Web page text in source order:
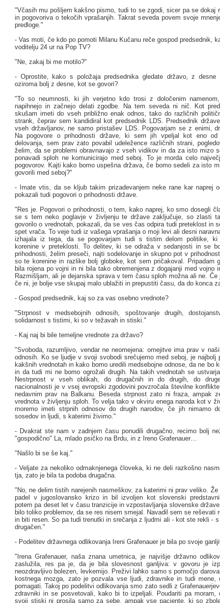
"Včasih mu pošljem kakšno pismo, tudi to se zgodi, sicer pa se dokaj
in pogovoriva o tekočih vprašanjih. Takrat seveda povem svoje
predloge."
- Vas moti, če kdo po pomoti Milanu Kučanu reče gospod predsednik,
voditelju 24 ur na Pop TV?
"Ne, zakaj bi me motilo?"
- Oprostite, kako s položaja predsednika gledate državo, z
oziroma bolj z desne, kot se govori?
"To so neumnosti, ki jih verjetno kdo trosi z določenim
napihnejo in začnejo delati zgodbe. Na tem seveda ni nič. Kot
skušam imeti do vseh približno enak odnos, tako do različnih
strank, čeprav sem kandidiral kot predsednik LDS. Predsednik
vseh državljanov, ne samo pristašev LDS. Pogovarjam se z enimi,
Na pogovore o prihodnosti države, ki sem jih vpeljal kot eno od
delovanja, sem prav zato povabil udeležence različnih strani,
želim, da se problemi obravnavajo z vseh vidikov in da za isto mizo
ponavadi sploh ne komunicirajo med seboj. To je morda celo
pogovorov. Kajti kako bomo uspešna država, če bomo sedeli za isto
govorili med seboj?"
- Imate vtis, da se kljub takim prizadevanjem neke rane kar naprej
pokazali tudi pogovori o prihodnosti države.
"Res je. Pogovori o prihodnosti, o tem, kako naprej, ko smo dosegli
se s tem neko poglavje v življenju te države zaključuje, so zlasti
govorilo o vrednotah, pokazali, da se ves čas odpira tudi preteklost in
spet vrača. To veje tudi iz vašega vprašanja o moji levi ali desni
izhajala iz tega, da se pogovarjam tudi s tistim delom politike, ki
korenine v preteklosti. To delitev, ki se odraža v sedanjosti in se
prihodnosti, želim preseči, najti sodelovanje in skupno pot v
so te korenine in razlike bolj globoke, kot sem pričakoval. Pripadam
bila rojena po vojni in ni bila tako obremenjena z dogajanji med vojno
Razmišljam, ali je dejanska sprava v tem času sploh možna ali ne.
če ni, je bolje vse skupaj malo ublažiti in prepustiti času, da do konca
- Gospod predsednik, kaj so za vas osebno vrednote?
"Strpnost v medsebojnih odnosih, spoštovanje drugih,
solidarnost s tistimi, ki so v težavah in stiski."
- Kaj naj bi bile temeljne vrednote za državo?
"Svoboda, razumljivo, vendar ne neomejena: omejitve ima prav v
odnosih. Ko se ljudje v svoji svobodi srečujemo med seboj, je najbolj
kakšnih vrednotah in kako bomo uredili medsebojne odnose, da ne bo
in da tudi mi ne bomo ogrožali drugih. Na takih vrednotah se
Nestrpnost v vseh oblikah, do drugačnih in do drugih, do
nacionalnosti je v vsej evropski zgodovini povzročala številne
nedavnim prav na Balkanu. Beseda strpnost zato ni fraza, ampak
vrednota v življenju sploh. To velja tako v okviru enega naroda kot v
moremo imeti strpnih odnosov do drugih narodov, če jih nimamo
sosedov in ljudi, s katerimi živimo."
- Dvakrat ste nam v zadnjem času ponudili drugačno, recimo bolj
"gospodično" La, mlado psičko na Brdu, in z Ireno Grafenauer…
"Našlo bi se še kaj."
- Veljate za nekoliko odmaknjenega človeka, ki ne deli razkošno
tja, zato je bila ta podoba drugačna.
"No, ne delim tistih narejenih nasmeškov, za katerimi ni prav veliko.
padel v jugoslovansko krizo in bil izvoljen kot slovenski
potem pa deset let v času tranzicije in vzpostavljanja slovenske
bilo toliko problemov, da se res nisem smejal. Navadil sem se reševati
in biti resen. So pa tudi trenutki in srečanja z ljudmi ali - kot ste rekli -
drugačen."
- Podelitev državnega odlikovanja Ireni Grafenauer je bila po svoje
"Irena Grafenauer, naša znana umetnica, je najvišje državno
zaslužila, res pa je, da je bila slovesnost ganljiva: v govoru je
neozdravljivo bolezen, levkemijo. Preživi lahko samo s pomočjo
kostnega mozga, zato je pozvala vse ljudi, zdravnike in tudi mene,
pomagati. Takoj po podelitvi odlikovanja smo zato sedli z
zdravniki in se posvetovali, kako bi to izpeljali. Poudariti pa moram,
svoji stiski ni prosila samo za sebe, ampak vse paciente, ki so